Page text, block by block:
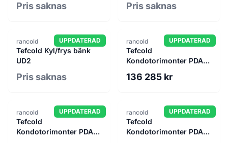
Pris saknas Pris saknas
UPPDATERAD
rancold
Tefcold Kyl/frys bänk
UD2
Pris saknas
UPPDATERAD
rancold
Tefcold
Kondotorimonter PDA3-
136 285 kr
UPPDATERAD
rancold
Tefcold
Kondotorimonter PDA3-
UPPDATERAD
rancold
Tefcold
Kondotorimonter PDA3-